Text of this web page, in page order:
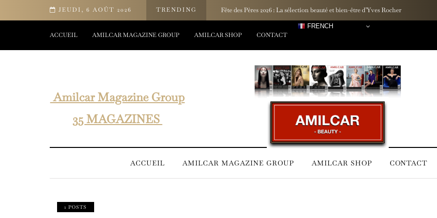
JEUDI, 6 AOÛT 2026 TRENDING Un rituel inspiré des lagons : La marque française Hinaiti dévoile sa Gamme
ACCUEIL AMILCAR MAGAZINE GROUP AMILCAR SHOP CONTACT
FRENCH
Amilcar Magazine Group
35 MAGAZINES
ACCUEIL AMILCAR MAGAZINE GROUP AMILCAR SHOP CONTACT
1 POSTS